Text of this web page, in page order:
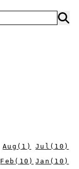
Aug ( 1 ) Jul ( 10 )
Feb ( 10 ) Jan ( 10 )